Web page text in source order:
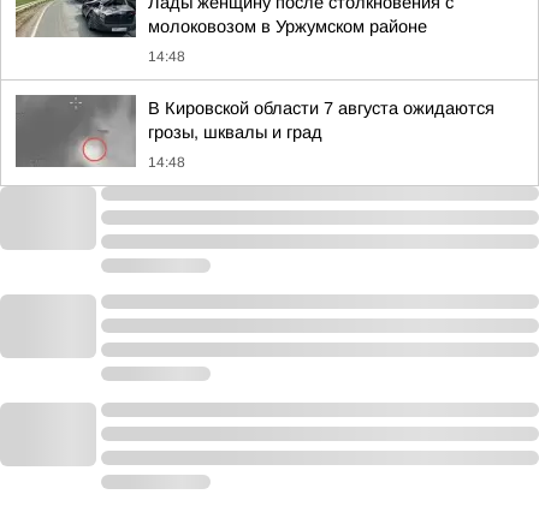
молоковозом в Уржумском районе
14:48
В Кировской области 7 августа ожидаются
грозы, шквалы и град
14:48